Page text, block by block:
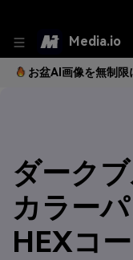
Media.io
お盆AI画像を無制限
ダーク
カラー
HEXコ